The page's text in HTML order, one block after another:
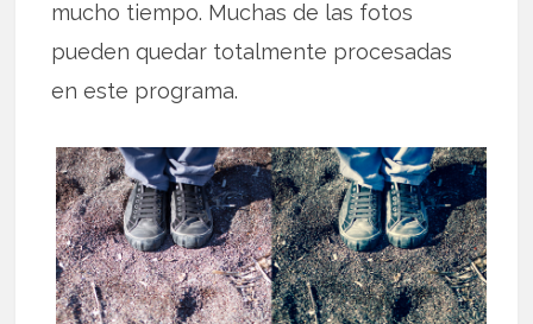
mucho tiempo. Muchas de las fotos
pueden quedar totalmente procesadas
en este programa.